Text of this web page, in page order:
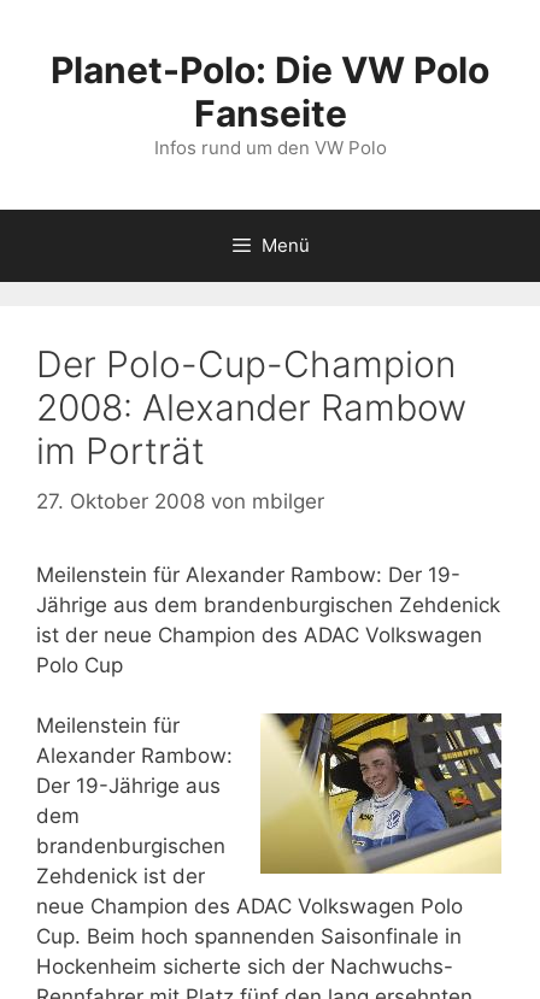
springenPlanet-Polo: Die VW Polo
Fanseite
Infos rund um den VW Polo
Menü
Der Polo-Cup-Champion
2008: Alexander Rambow
im Porträt
27. Oktober 2008 von mbilger
Meilenstein für Alexander Rambow: Der 19-
Jährige aus dem brandenburgischen Zehdenick
ist der neue Champion des ADAC Volkswagen
Polo Cup
Meilenstein für
Alexander Rambow:
Der 19-Jährige aus
dem
brandenburgischen
Zehdenick ist der
neue Champion des ADAC Volkswagen Polo
Cup. Beim hoch spannenden Saisonfinale in
Hockenheim sicherte sich der Nachwuchs-